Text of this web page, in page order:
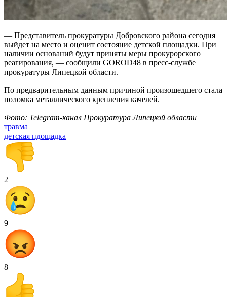
— Представитель прокуратуры Добровского района сегодня
выйдет на место и оценит состояние детской площадки. При
наличии оснований будут приняты меры прокурорского
реагирования, — сообщили GOROD48 в пресс-службе
прокуратуры Липецкой области.
По предварительным данным причиной произошедшего стала
поломка металлического крепления качелей.
Фото: Telegram-канал Прокуратура Липецкой области
травма
детская пдощадка
2
9
8